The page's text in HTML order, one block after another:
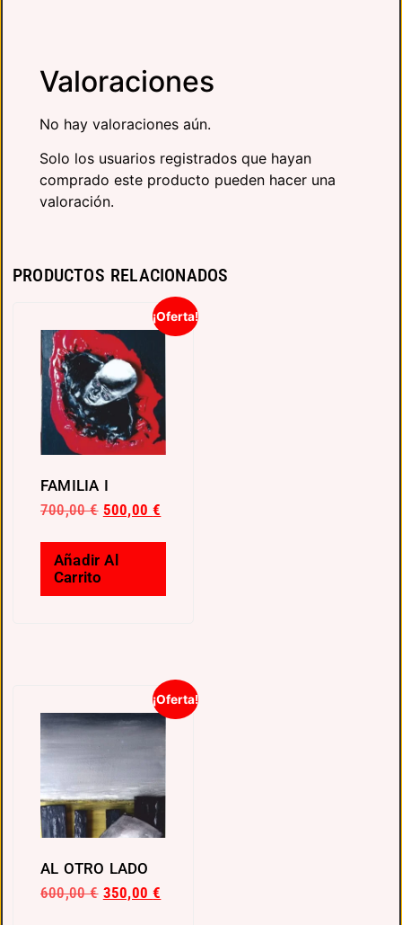
Valoraciones
No hay valoraciones aún.
Solo los usuarios registrados que hayan
comprado este producto pueden hacer una
valoración.
PRODUCTOS RELACIONADOS
¡Oferta!
FAMILIA I
700,00€ 500,00€
Añadir Al
Carrito
¡Oferta!
AL OTRO LADO
600,00€ 350,00€